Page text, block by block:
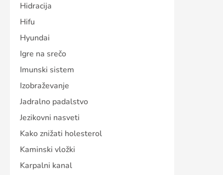
Hidracija
Hifu
Hyundai
Igre na srečo
Imunski sistem
Izobraževanje
Jadralno padalstvo
Jezikovni nasveti
Kako znižati holesterol
Kaminski vložki
Karpalni kanal